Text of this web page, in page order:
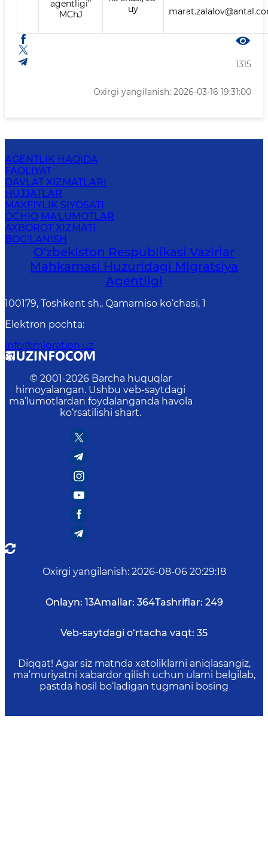
agentligi”
MChJ
uy
1315
Oxirgi yangilanish: 2026-03-16 19:31:00
AGENTLIK HAQIDA
FAOLIYAT
DAVLAT XIZMATLARI
HUJJATLAR
MAXFIYLIK SIYOSATI
OCHIQ MA'LUMOTLAR
AXBOROT XIZMATI
BOG‘LANISH
O'zbekiston Respublikasi Vazirlar
Mahkamasi Huzuridagi Migratsiya
Agentligi
100179, Toshkent sh., Qamarniso ko‘chasi, 1
Elektron pochta:
info@migration.uz
© 2001-2026 Barcha huquqlar
himoyalangan. Ushbu veb-saytdagi
ma’lumotlardan foydalanganda havola
ko‘rsatilishi shart.
Oxirgi yangilanish: 2026-08-06 20:29:18
Onlayn: 13Amallar: 364Tashriflar: 249
Veb-saytdagi o‘rtacha vaqt: 35
Diqqat! Agar siz matnda xatoliklarni aniqlasangiz,
ma’muriyatni xabardor qilish uchun ularni belgilab,
pastda hosil bo‘ladigan tugmani bosing